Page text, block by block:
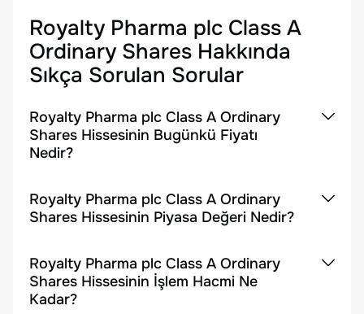
Royalty Pharma plc Class A
Ordinary Shares Hakkında
Sıkça Sorulan Sorular
Royalty Pharma plc Class A Ordinary
Shares Hissesinin Bugünkü Fiyatı
Nedir?
Royalty Pharma plc Class A Ordinary
Shares Hissesinin Piyasa Değeri Nedir?
Royalty Pharma plc Class A Ordinary
Shares Hissesinin İşlem Hacmi Ne
Kadar?